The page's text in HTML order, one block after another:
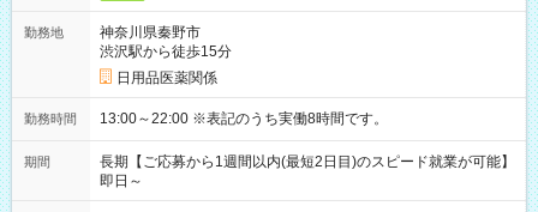
勤務地
神奈川県秦野市
渋沢駅から徒歩15分
日用品医薬関係
勤務時間 13:00～22:00 ※表記のうち実働8時間です。
期間
長期【ご応募から1週間以内(最短2日目)のスピード就業が可能】
即日～